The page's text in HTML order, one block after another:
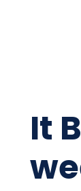
It